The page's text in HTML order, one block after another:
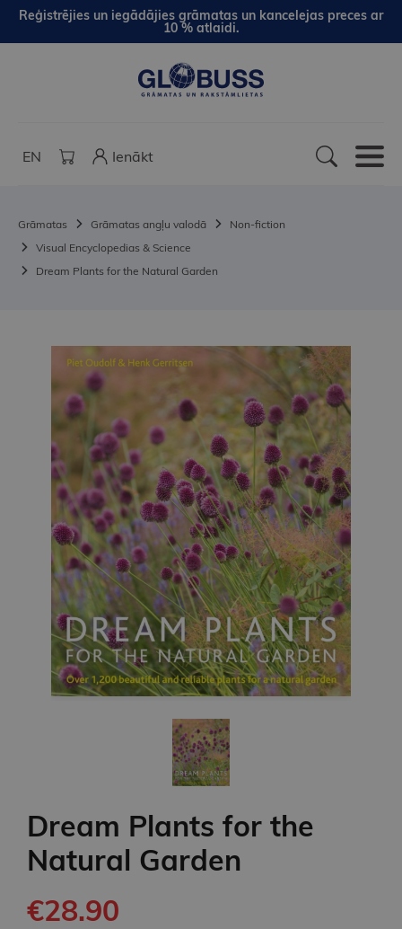
Reģistrējies un iegādājies grāmatas un kancelejas preces ar
10 % atlaidi.
EN Ienākt
Grāmatas Grāmatas angļu valodā
Non-fiction
Visual Encyclopedias & Science
Dream Plants for the Natural Garden
Dream Plants for the
Natural Garden
€28.90